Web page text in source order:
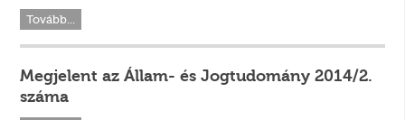
Tovább...
Megjelent az Állam- és Jogtudomány 2014/2.
száma